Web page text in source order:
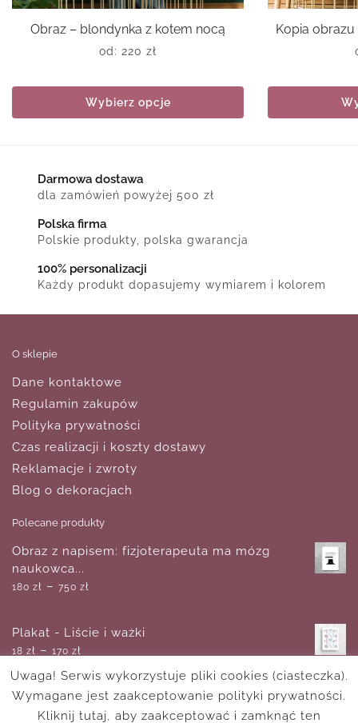
Obraz – blondynka z kotem nocą
od: 220 zł
Wybierz opcje
Kopia
Darmowa dostawa
dla zamówień powyżej 500 zł
Polska firma
Polskie produkty, polska gwarancja
100% personalizacji
Każdy produkt dopasujemy wymiarem i kolorem
O sklepie
Dane kontaktowe
Regulamin zakupów
Polityka prywatności
Czas realizacji i koszty dostawy
Reklamacje i zwroty
Blog o dekoracjach
Polecane produkty
Obraz z napisem: fizjoterapeuta ma mózg
naukowca...
180 zł – 750 zł
Plakat - Liście i ważki
18 zł – 170 zł
Foto-tapeta z kolorowymi literami
zł–1,080 zł
Uwaga! Serwis wykorzystuje pliki cookies (ciasteczka).
Wymagane jest zaakceptowanie polityki prywatności.
Kliknij tutaj, aby zaakceptować i zamknąć ten